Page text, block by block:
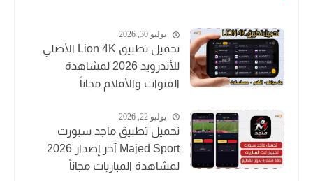
يوليو 30, 2026
تحميل تطبيق Lion 4K الأصلي
للأندرويد 2026 لمشاهدة
القنوات والأفلام مجاناً
يوليو 22, 2026
تحميل تطبيق ماجد سبورت
Majed Sport آخر إصدار 2026
لمشاهدة المباريات مجاناً